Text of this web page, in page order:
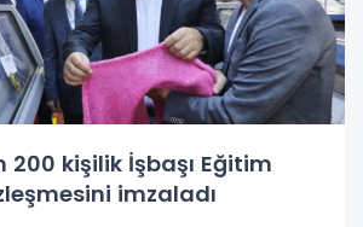
200 kişilik İşbaşı Eğitim
imzaladı